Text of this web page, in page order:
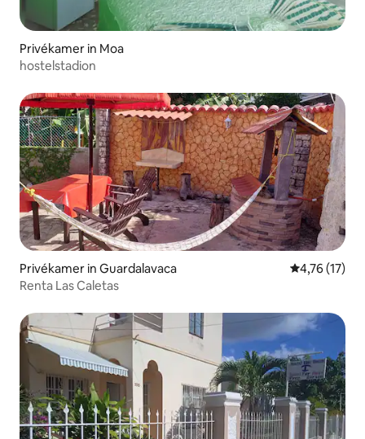
Privékamer in Moa
hostelstadion
Privékamer in Guardalavaca Gemiddelde
4,76 (17)
Renta Las Caletas